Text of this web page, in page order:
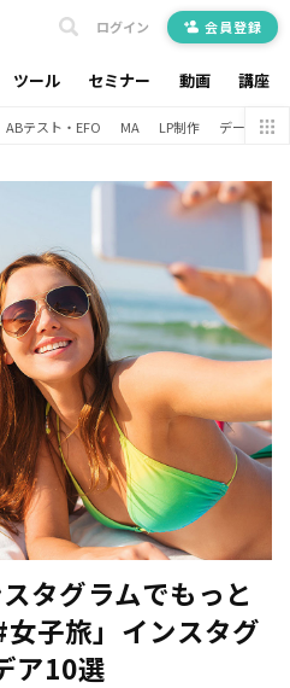
ツール セミナー 動画 講座
ログイン 会員登録
ABテスト・EFO MA LP制作 データ分析
タグラムでもっと
子旅」インスタグ
ア10選